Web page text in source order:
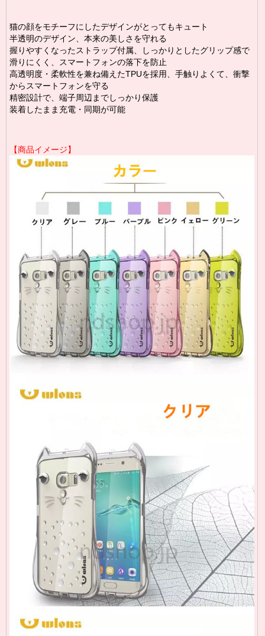
猫の顔をモチーフにしたデザインがとってもキュート
半透明のデザイン、本来の美しさを守れる
握りやすくなったストラップ付属、しっかりとしたグリップ感で
滑りにくく、スマートフォンの落下を防止
高透明度・柔軟性を兼ね備えたTPUを採用、手触りよくて、衝撃
からスマートフォンを守る
精密設計で、端子周辺までしっかり保護
装着したまま充電・同期が可能
【商品イメージ】